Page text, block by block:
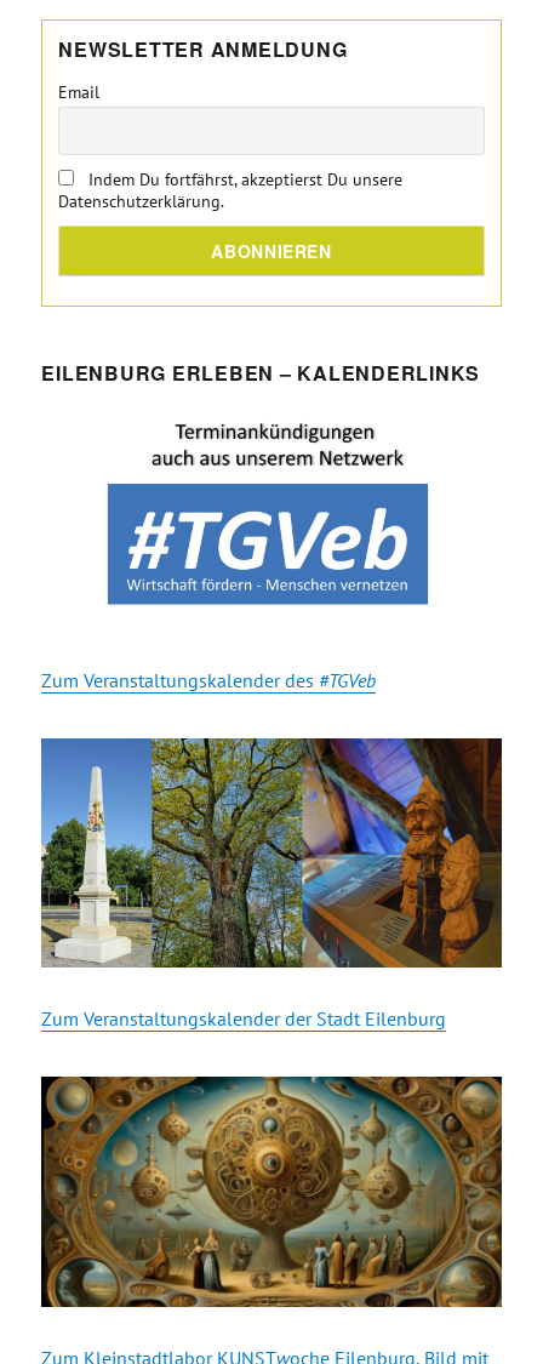
NEWSLETTER ANMELDUNG
Email
Indem Du fortfährst, akzeptierst Du unsere
Datenschutzerklärung.
EILENBURG ERLEBEN – KALENDERLINKS
Zum Veranstaltungskalender des #TGVeb
Zum Veranstaltungskalender der Stadt Eilenburg
Zum Kleinstadtlabor KUNSTwoche Eilenburg, Bild mit